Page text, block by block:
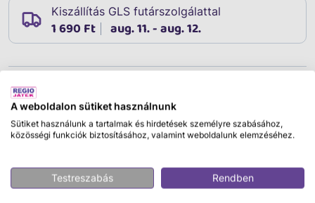
Kiszállítás GLS futárszolgálattal
1 690 Ft aug. 11. - aug. 12.
Leírás
Puzzle 300 db - Minecraft Kivágás
világban a föld alatt is zajlik az élet, a kastély ugyan
magasodik az égig, de alatta a barlangrendszerekben
A weboldalon sütiket használnunk
Sütiket használunk a tartalmak és hirdetések személyre szabásához,
közösségi funkciók biztosításához, valamint weboldalunk elemzéséhez.
Testreszabás Rendben